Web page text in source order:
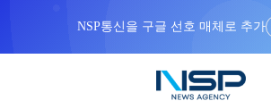
NSP통신을 구글 선호 매체로 추가